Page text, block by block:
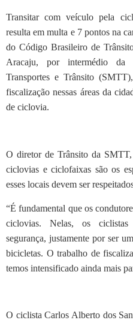
Transitar com veículo pela
resulta em multa e 7 pontos na
do Código Brasileiro de
Aracaju, por intermédio da
Transportes e Trânsito
fiscalização nessas áreas da
de ciclovia.
O diretor de Trânsito da
ciclovias e ciclofaixas são os
esses locais devem ser
“É fundamental que os
ciclovias. Nelas, os
segurança, justamente por ser
bicicletas. O trabalho de
temos intensificado ainda mais
O ciclista Carlos Alberto dos